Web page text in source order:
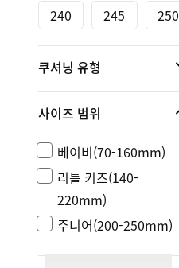
240
245 250
쿠셔닝 유형
사이즈 범위
베이비(70-160mm)
리틀 키즈(140-
220mm)
주니어(200-250mm)